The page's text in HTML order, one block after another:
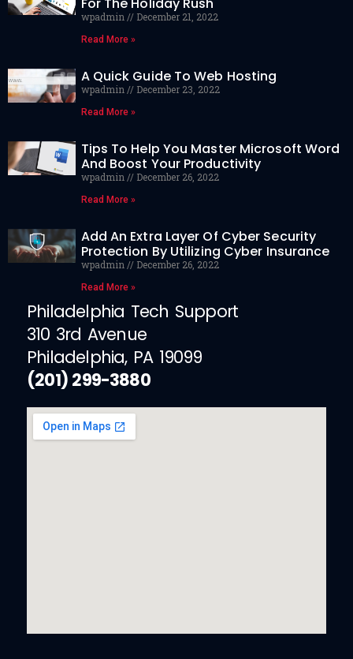
wpadmin December 21, 2022
Read More »
A Quick Guide To Web Hosting
wpadmin December 23, 2022
Read More »
Tips To Help You Master Microsoft Word
And Boost Your Productivity
wpadmin December 26, 2022
Read More »
Add An Extra Layer Of Cyber Security
Protection By Utilizing Cyber Insurance
wpadmin December 26, 2022
Read More »
Philadelphia Tech Support
310 3rd Avenue
Philadelphia, PA 19099
(201) 299-3880